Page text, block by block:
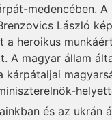
medencében.
László
a heroikus
A magyar állam
és az ukrán